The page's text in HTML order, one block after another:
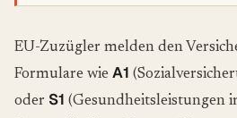
EU-Zuzügler melden den
Formulare wie A1
oder S1 (Gesundheitsleistungen